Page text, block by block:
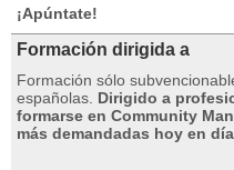
¡Apúntate!
Formación dirigida a
Formación sólo
españolas. Dirigido a
formarse en Community
más demandadas hoy en